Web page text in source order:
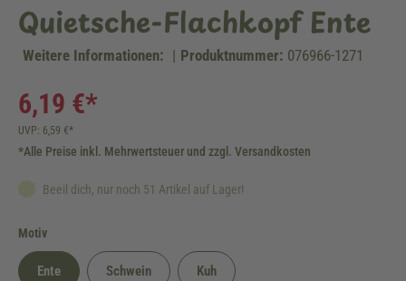
Quietsche-Flachkopf Ente
Weitere Informationen: | Produktnummer: 076966-1271
6,19 €*
UVP: 6,59 €*
*Alle Preise inkl. Mehrwertsteuer und zzgl. Versandkosten
Beeil dich, nur noch 51 Artikel auf Lager!
Motivauswählen
Ente Schwein Kuh